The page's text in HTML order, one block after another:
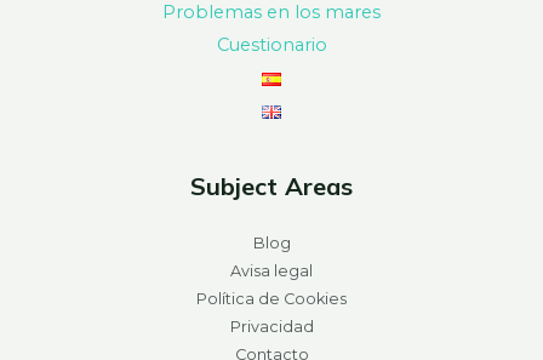
Problemas en los mares
Cuestionario
Subject Areas
Blog
Avisa legal
Política de Cookies
Privacidad
Contacto